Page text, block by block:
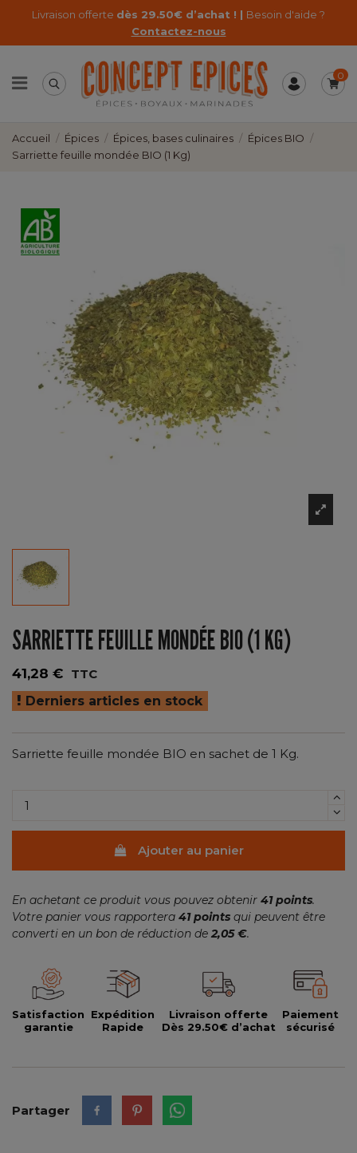
Livraison offerte dès 29.50€ d’achat ! | Besoin d'aide ?
Contactez-nous
0
Accueil Épices Épices, bases culinaires
Épices BIO
Sarriette feuille mondée BIO (1 Kg)
SARRIETTE FEUILLE MONDÉE BIO (1 KG)
41,28 € TTC
Derniers articles en stock
Sarriette feuille mondée BIO en sachet de 1 Kg.
Ajouter au panier
En achetant ce produit vous pouvez obtenir 41 points.
Votre panier vous rapportera 41points qui peuvent être
converti en un bon de réduction de 2,05 €.
Satisfaction
garantie
Expédition
Rapide
Livraison offerte
Dès 29.50€ d’achat
Paiement
sécurisé
Partager